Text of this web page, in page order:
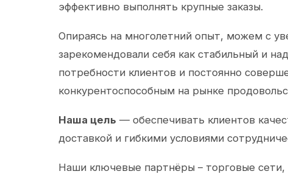
эффективно выполнять крупные заказы.
Опираясь на многолетний опыт, можем с
зарекомендовали себя как стабильный и
потребности клиентов и постоянно
конкурентоспособным на рынке
Наша цель — обеспечивать клиентов
доставкой и гибкими условиями
Наши ключевые партнёры – торговые